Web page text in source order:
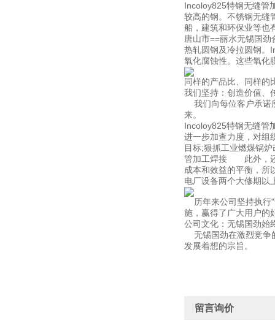
Incoloy825特钢无缝
较高的钢。不锈钢无缝
船，建筑和环保业等
唐山市==丽水无锡国
热轧圆钢及冷拉圆钢
氧化腐蚀性。这些氧化
同样的产品比、同样的
我们坚持：创造价值、
我们向每位客户承诺
来。
Incoloy825特钢无缝管
进一步加查力度，对组
目标;狠抓工业燃煤锅
管加工焊接 此外，还
成本和效益的平衡，所
电厂设备两个大修期以
历年来公司坚持执行"
施，赢得了广大用户的
公司文化：无锡国劲始
无锡国劲在激烈竞争
发展着想的宗旨。
留言询价